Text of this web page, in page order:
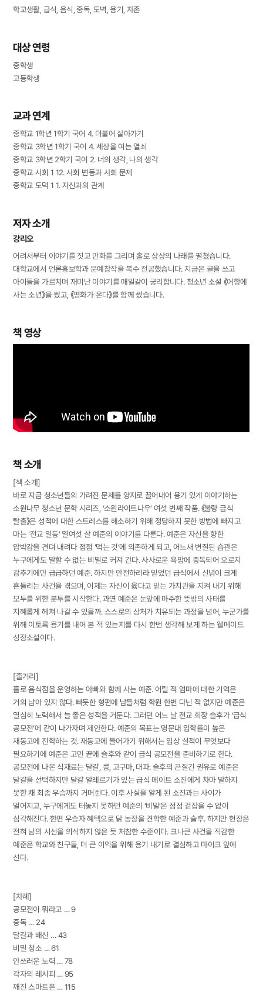
학교생활, 급식, 음식, 중독, 도벽, 용기, 자존
대상 연령
중학생
고등학생
교과 연계
중학교 1학년 1학기 국어 4. 더불어 살아가기
중학교 3학년 1학기 국어 4. 세상을 여는 열쇠
중학교 3학년 2학기 국어 2. 너의 생각, 나의 생각
중학교 사회 1 12. 사회 변동과 사회 문제
중학교 도덕 1 1. 자신과의 관계
저자 소개
강리오
어려서부터 이야기를 짓고 만화를 그리며 홀로 상상의 나래를 펼쳤습니다.
대학교에서 언론홍보학과 문예창작을 복수 전공했습니다. 지금은 글을 쓰고
아이들을 가르치며 재미난 이야기를 매일같이 궁리합니다. 청소년 소설 《어항에
사는 소년》을 썼고, 《평화가 온다》를 함께 썼습니다.
책 영상
책 소개
[책 소개]
바로 지금 청소년들의 가려진 문제를 양지로 끌어내어 용기 있게 이야기하는
소원나무 청소년 문학 시리즈, ‘소원라이트나우’ 여섯 번째 작품. 《불량 급식
탈출》은 성적에 대한 스트레스를 해소하기 위해 정당하지 못한 방법에 빠지고
마는 ‘전교 일등’ 열여섯 살 예준의 이야기를 다룬다. 예준은 자신을 향한
압박감을 견뎌 내려다 점점 ‘먹는 것’에 의존하게 되고, 어느새 변질된 습관은
누구에게도 말할 수 없는 비밀로 커져 간다. 사사로운 욕망에 중독되어 오로지
감추기에만 급급하던 예준. 하지만 안전하리라 믿었던 급식에서 신념이 크게
흔들리는 사건을 겪으며, 이제는 자신이 옳다고 믿는 가치관을 지켜 내기 위해
모두를 위한 분투를 시작한다. 과연 예준은 눈앞에 마주한 뜻밖의 사태를
지혜롭게 헤쳐 나갈 수 있을까. 스스로의 상처가 치유되는 과정을 넘어, 누군가를
위해 이토록 용기를 내어 본 적 있는지를 다시 한번 생각해 보게 하는 웰메이드
성장소설이다.
[줄거리]
홀로 음식점을 운영하는 아빠와 함께 사는 예준. 어릴 적 엄마에 대한 기억은
거의 남아 있지 않다. 빠듯한 형편에 남들처럼 학원 한번 다닌 적 없지만 예준은
열심히 노력해서 늘 좋은 성적을 거둔다. 그러던 어느 날 전교 회장 슬후가 ‘급식
공모전’에 같이 나가자며 제안한다. 예준의 목표는 명문대 입학률이 높은
재동고에 진학하는 것. 재동고에 들어가기 위해서는 입상 실적이 무엇보다
필요하기에 예준은 고민 끝에 슬후와 같이 급식 공모전을 준비하기로 한다.
공모전에 나온 식재료는 달걀, 콩, 고구마, 대파. 슬후의 끈질긴 권유로 예준은
달걀을 선택하지만 달걀 알레르기가 있는 급식 메이트 소진에게 차마 말하지
못한 채 최종 우승까지 거머쥔다. 이후 사실을 알게 된 소진과는 사이가
멀어지고, 누구에게도 터놓지 못하던 예준의 ‘비밀’은 점점 걷잡을 수 없이
심각해진다. 한편 우승자 혜택으로 닭 농장을 견학한 예준과 슬후. 하지만 현장은
전혀 남의 시선을 의식하지 않은 듯 처참한 수준이다. 크나큰 사건을 직감한
예준은 학교와 친구들, 더 큰 이익을 위해 용기 내기로 결심하고 마이크 앞에
선다.
[차례]
공모전이 뭐라고 … 9
중독 … 24
달걀과 배신 … 43
비밀 청소 … 61
안쓰러운 노력 … 78
각자의 레시피 … 95
깨진 스마트폰 … 115